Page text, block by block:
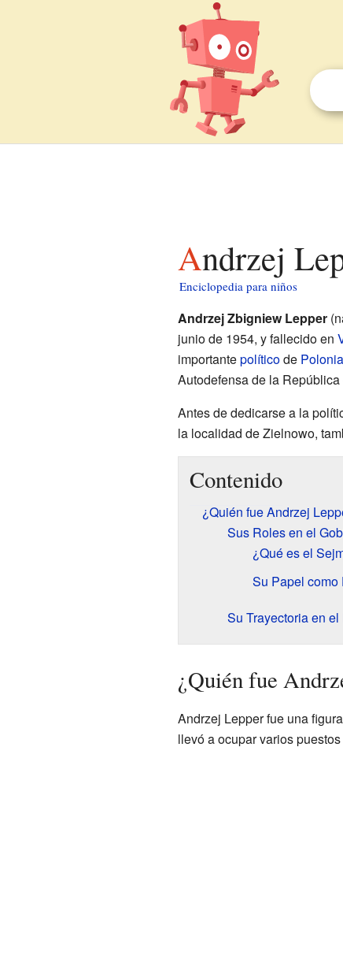
Andrzej
Enciclopedia para niños
Andrzej Zbigniew Lepper
junio de 1954, y fallecido en
importantepolíticode Polonia
Autodefensa de la
Antes de dedicarse a la
la localidad de Zielnowo,
Contenido
¿Quién fue Andrzej
Sus Roles en el
¿Qué es el
Su Papel como
Su Trayectoria en el
¿Quién fue
Andrzej Lepper fue una
llevó a ocupar varios